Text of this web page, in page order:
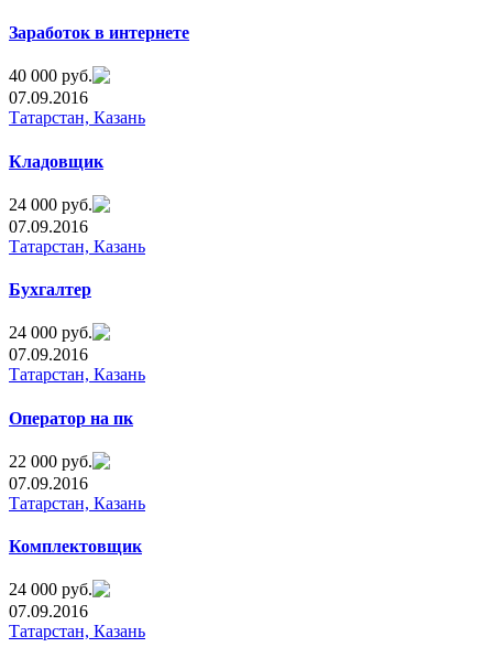
Заработок в интернете
40 000 руб.
07.09.2016
Татарстан, Казань
Кладовщик
24 000 руб.
07.09.2016
Татарстан, Казань
Бухгалтер
24 000 руб.
07.09.2016
Татарстан, Казань
Оператор на пк
22 000 руб.
07.09.2016
Татарстан, Казань
Комплектовщик
24 000 руб.
07.09.2016
Татарстан, Казань